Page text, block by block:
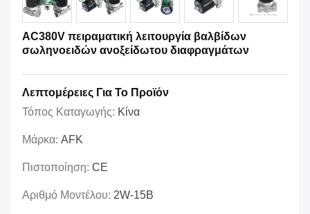
AC380V πειραματική λειτουργία βαλβίδων
σωληνοειδών ανοξείδωτου διαφραγμάτων
Λεπτομέρειες Για Το Προϊόν
Τόπος Καταγωγής: Κίνα
Μάρκα: AFK
Πιστοποίηση: CE
Αριθμό Μοντέλου: 2W-15B